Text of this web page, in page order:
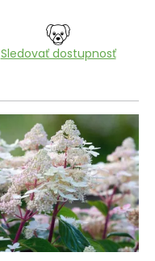
Sledovať dostupnosť